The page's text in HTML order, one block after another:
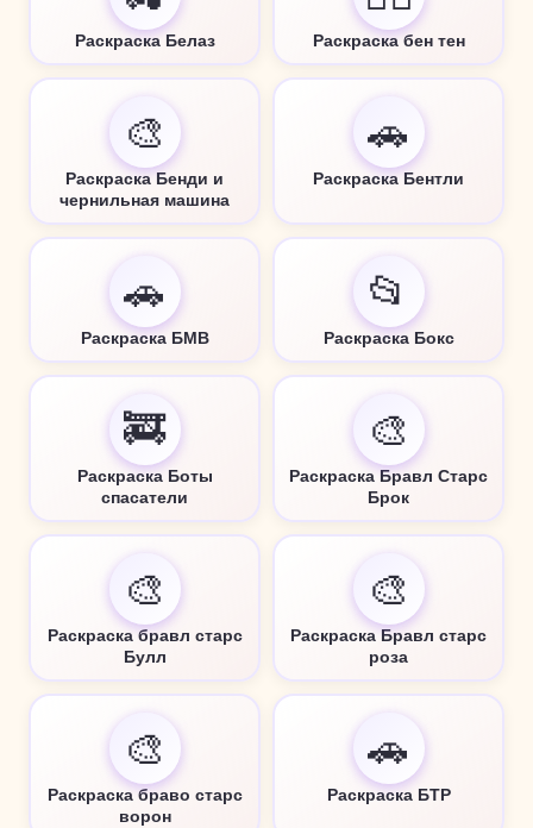
Раскраска Белаз Раскраска бен тен
🎨
Раскраска Бенди и
чернильная машина
🚗
Раскраска Бентли
🚗
Раскраска БМВ
📂
Раскраска Бокс
🚒
Раскраска Боты
спасатели
🎨
Раскраска Бравл Старс
Брок
🎨
Раскраска бравл старс
Булл
🎨
Раскраска Бравл старс
роза
🎨
Раскраска браво старс
ворон
🚗
Раскраска БТР